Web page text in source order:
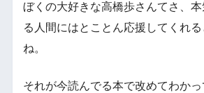
ぼくの大好きな高橋歩さんてさ、
る人間にはとことん応援してくれ
ね。
それが今読んでる本で改めてわか